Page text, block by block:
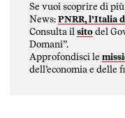
Se vuoi scoprire di
News:PNRR, l’Italia
Consulta il sitodel
Domani”.
Approfondisci le
dell’economia e delle